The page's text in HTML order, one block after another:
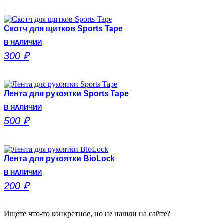
Скотч для щитков Sports Tape
В НАЛИЧИИ
300 ₽
Лента для рукоятки Sports Tape
В НАЛИЧИИ
500 ₽
Лента для рукоятки BioLock
В НАЛИЧИИ
200 ₽
Ищете что-то конкретное, но не нашли на сайте?